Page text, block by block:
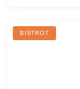
BISTROT